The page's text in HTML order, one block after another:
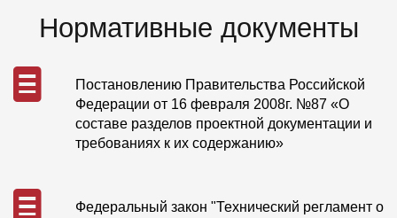
Нормативные документы
Постановлению Правительства Российской
Федерации от 16 февраля 2008г. №87 «О
составе разделов проектной документации и
требованиях к их содержанию»
Федеральный закон "Технический регламент о